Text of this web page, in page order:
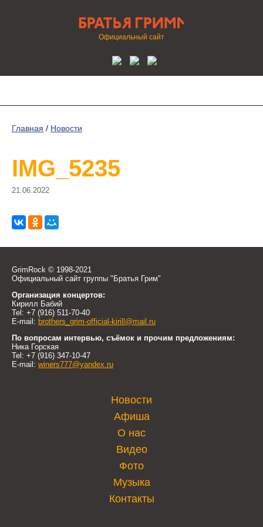
Официальный сайт
Главная / Новости
IMG_5235
21.06.2022
GrimRock © 1998-2021
Официальный сайт группы "Братья Грим"
Организация концертов:
Кирилл Бабий
Tel: +7 (916) 511-70-40
E-mail: brothers_grim-official-kirill@mail.ru
По вопросам интервью, съёмок и прочим предложениям:
Ника Горская
Tel: +7 (916) 347-10-47
E-mail: winers777@yandex.ru
Новости
Афиша
О нас
Видео
Фото
Музыка
Контакты